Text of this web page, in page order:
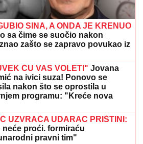
I NAŠLI ROŠTILJ, NE ZNAM
komšinica iz Borče za
telo mladića (28): Potresni
VIDEO)